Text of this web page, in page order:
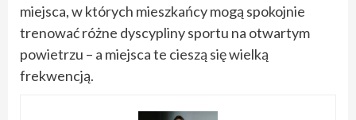
miejsca, w których mieszkańcy mogą spokojnie
trenować różne dyscypliny sportu na otwartym
powietrzu – a miejsca te cieszą się wielką
frekwencją.